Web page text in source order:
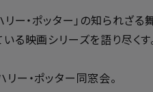
リー・ポッター」の知られざ
る映画シリーズを語り尽くす
ー・ポッター同窓会。